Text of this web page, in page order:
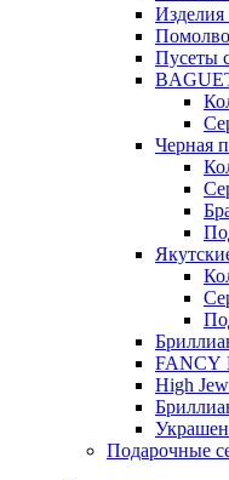
Изделия
Пусеты
Черная
FANCY
High
Подарочные